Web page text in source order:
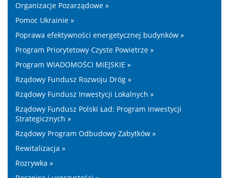
Organizacje Pozarządowe »
Pomoc Ukrainie »
Poprawa efektywności energetycznej budynków »
Program Priorytetowy Czyste Powietrze »
Program WIADOMOŚCI MIEJSKIE »
Rządowy Fundusz Rozwoju Dróg »
Rządowy Fundusz Inwestycji Lokalnych »
Rządowy Fundusz Polski Ład: Program Inwestycji
Strategicznych »
Rządowy Program Odbudowy Zabytków »
Rewitalizacja »
Rozrywka »